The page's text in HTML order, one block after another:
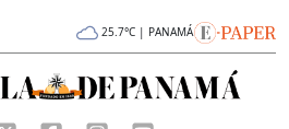
25.7°C | PANAMÁ